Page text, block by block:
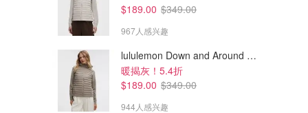
$189.00 $349.00
967人感兴趣
lululemon Down and Around 羽绒夹克
暖揭灰！5.4折
$189.00 $349.00
944人感兴趣